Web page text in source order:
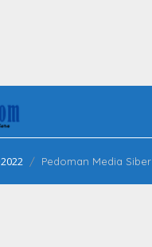
Pedoman Media Siber